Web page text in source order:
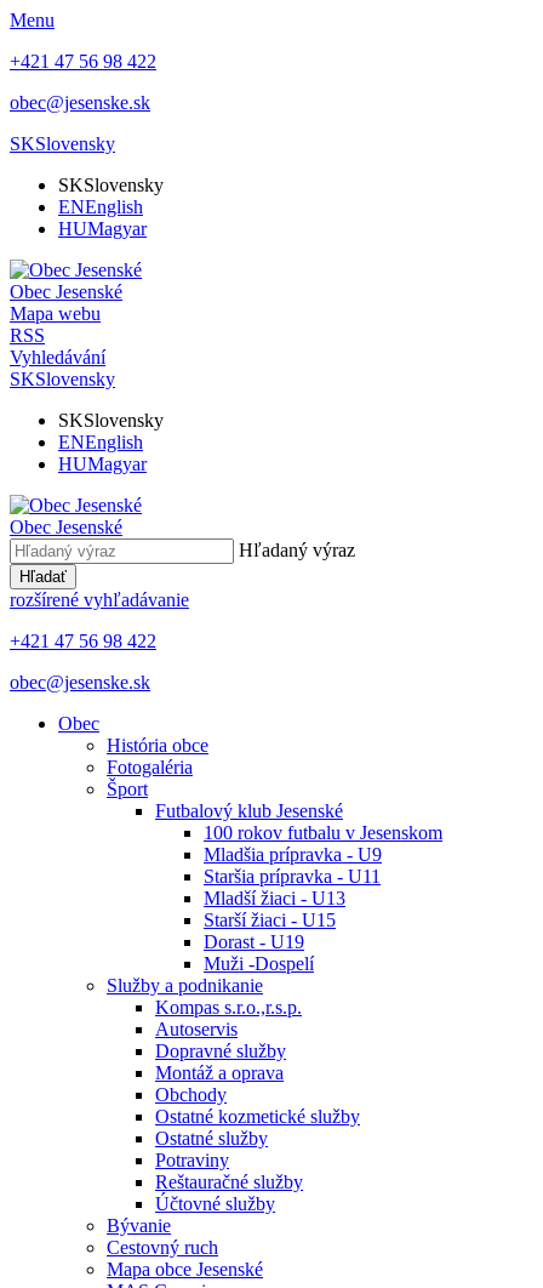
Menu
+421 47 56 98 422
obec@jesenske.sk
SKSlovensky
SKSlovensky
ENEnglish
HUMagyar
Obec Jesenské
Mapa webu
RSS
Vyhledávání
SKSlovensky
SKSlovensky
ENEnglish
HUMagyar
Obec Jesenské
Hľadaný výraz
Hľadať
rozšírené vyhľadávanie
+421 47 56 98 422
obec@jesenske.sk
Obec
História obce
Fotogaléria
Šport
Futbalový klub Jesenské
100 rokov futbalu v Jesenskom
Mladšia prípravka - U9
Staršia prípravka - U11
Mladší žiaci - U13
Starší žiaci - U15
Dorast - U19
Muži -Dospelí
Služby a podnikanie
Kompas s.r.o.,r.s.p.
Autoservis
Dopravné služby
Montáž a oprava
Obchody
Ostatné kozmetické služby
Ostatné služby
Potraviny
Reštauračné služby
Účtovné služby
Bývanie
Cestovný ruch
Mapa obce Jesenské